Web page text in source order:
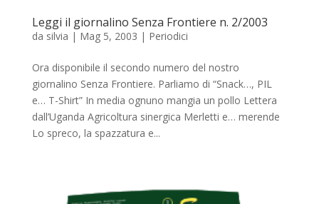
Leggi il giornalino Senza Frontiere n. 2/2003
da silvia | Mag 5, 2003 | Periodici
Ora disponibile il secondo numero del nostro
giornalino Senza Frontiere. Parliamo di “Snack…, PIL
e… T-Shirt” In media ognuno mangia un pollo Lettera
dall’Uganda Agricoltura sinergica Merletti e… merende
Lo spreco, la spazzatura e...